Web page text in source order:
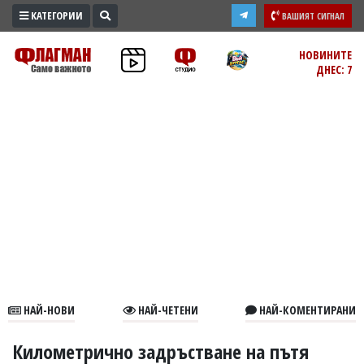
ПРОМО
ЗОНА
В
КАТЕГОРИИ ВАШИЯТ СИГНАЛ
НОВИНИТЕ
ДНЕС: 7
НАЙ-НОВИ НАЙ-ЧЕТЕНИ НАЙ-КОМЕНТИРАНИ
Километрично задръстване на пътя